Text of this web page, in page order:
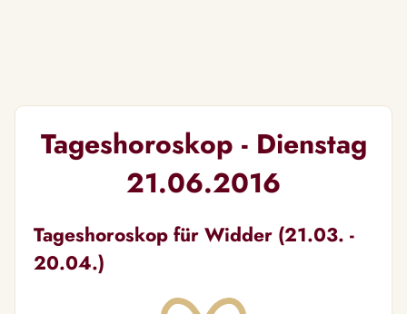
Tageshoroskop - Dienstag
21.06.2016
Tageshoroskop für Widder (21.03. -
20.04.)